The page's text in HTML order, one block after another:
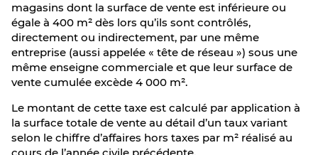
magasins dont la surface de vente est inférieure ou
égale à 400 m² dès lors qu’ils sont contrôlés,
directement ou indirectement, par une même
entreprise (aussi appelée « tête de réseau ») sous une
même enseigne commerciale et que leur surface de
vente cumulée excède 4 000 m².
Le montant de cette taxe est calculé par application à
la surface totale de vente au détail d’un taux variant
selon le chiffre d’affaires hors taxes par m² réalisé au